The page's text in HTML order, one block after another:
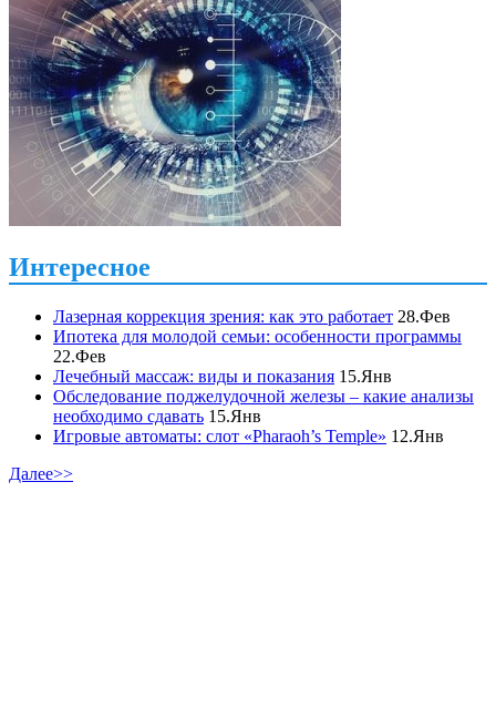
Интересное
Лазерная коррекция зрения: как это работает 28.Фев
Ипотека для молодой семьи: особенности программы
22.Фев
Лечебный массаж: виды и показания 15.Янв
Обследование поджелудочной железы – какие анализы
необходимо сдавать 15.Янв
Игровые автоматы: слот «Pharaoh’s Temple» 12.Янв
Далее>>